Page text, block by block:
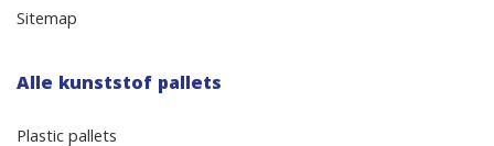
Sitemap
Alle kunststof pallets
Plastic pallets